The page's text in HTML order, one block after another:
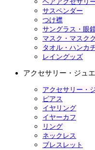
ヘアアクセサリ
サスペンダー
つけ襟
サングラス・眼
マスク・マスク
タオル・ハンカ
レイングッズ
アクセサリー・ジュ
アクセサリー・
ピアス
イヤリング
イヤーカフ
リング
ネックレス
ブレスレット